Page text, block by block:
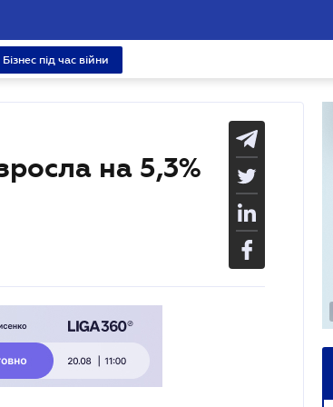
Бізнес під час війни
на 5,3%